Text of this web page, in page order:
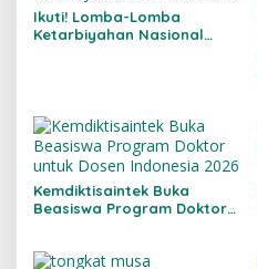
Ikuti! Lomba-Lomba
Ketarbiyahan Nasional
Kemdiktisaintek Buka
Beasiswa Program Doktor